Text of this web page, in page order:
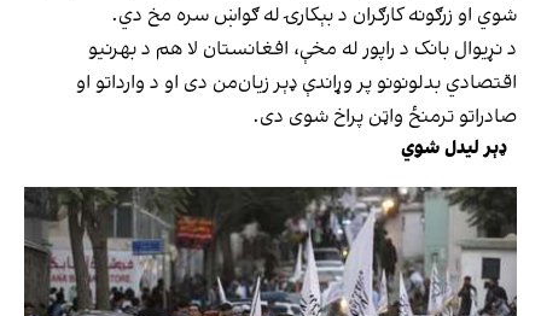
شوي او زرګونه کارګران د بېکارۍ له ګواښ سره مخ دي.
د نړیوال بانک د راپور له مخې، افغانستان لا هم د بهرنیو
اقتصادي بدلونونو پر وړاندې ډېر زیان‌من دی او د وارداتو او
صادراتو ترمنځ واټن پراخ شوی دی.
ډېر لیدل شوي